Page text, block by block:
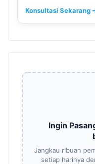
Konsultasi Sekarang
Ingin
Jangkau ribuan
setiap harinya